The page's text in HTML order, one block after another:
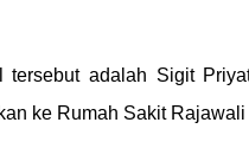
adalah Sigit
ke Rumah Sakit